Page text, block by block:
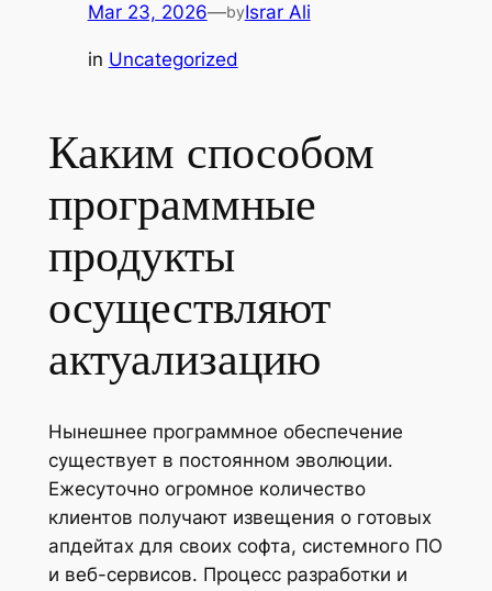
Mar 23, 2026—byIsrar Ali
in Uncategorized
Каким способом
программные
продукты
осуществляют
актуализацию
Нынешнее программное обеспечение
существует в постоянном эволюции.
Ежесуточно огромное количество
клиентов получают извещения о готовых
апдейтах для своих софта, системного ПО
и веб-сервисов. Процесс разработки и